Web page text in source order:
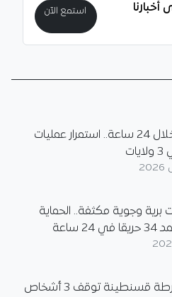
استمع الآن
56 حريقاً خلال 24 ساعة.. استمرار عمليات
برية وجوية مكثفة.. الحماية
ساعة
فيديو.. شرطة قسنطينة توقف 3 أشخاص